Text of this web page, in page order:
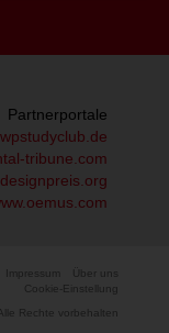
Partnerportale
tribune.com
Impressum
Über uns
Cookie-Einstellung
Rechte vorbehalten